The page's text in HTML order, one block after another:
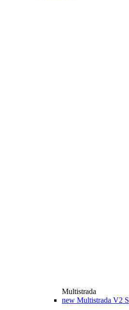
Multistrada
new Multistrada V2 S